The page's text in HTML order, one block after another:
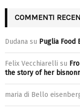
COMMENTI
Dudana su Puglia Food
Felix Vecchiarelli su
the story of her
maria di Bello